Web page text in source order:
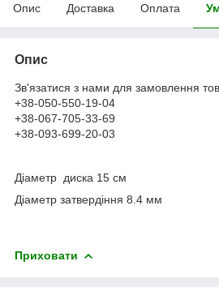
Опис Доставка Оплата
Опис
Зв'язатися з нами для замовлення
+38-050-550-19-04
+38-067-705-33-69
+38-093-699-20-03
Діаметр диска 15 см
Діаметр затвердіння 8.4 мм
Приховати